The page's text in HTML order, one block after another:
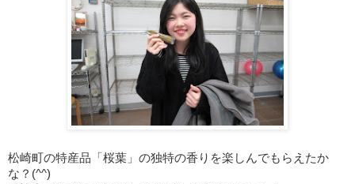
松崎町の特産品「桜葉」の独特の香りを楽しんでもらえたか
な？(^^)